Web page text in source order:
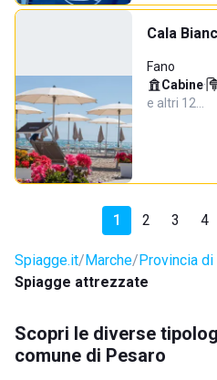
Cala
Fano
Cabine·
e altri 12…
1 2 3 4
Spiagge.it Marche Provincia
Spiagge attrezzate
Scopri le diverse
comune di Pesaro